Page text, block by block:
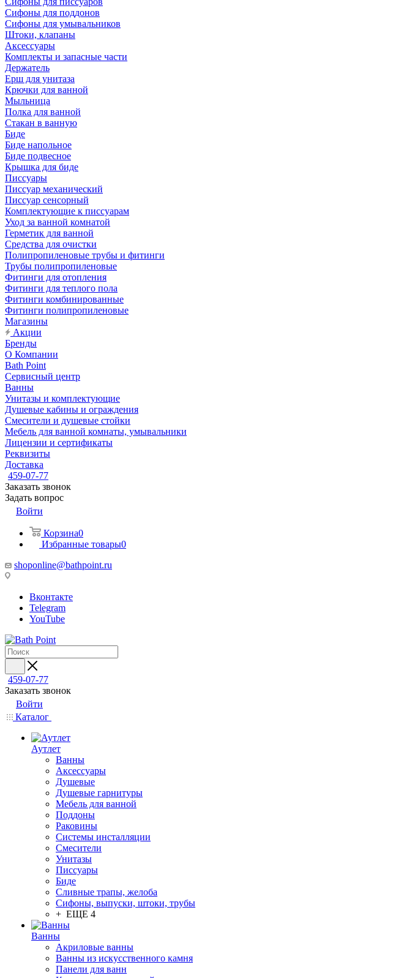
Сифоны для поддонов
Сифоны для умывальников
Штоки, клапаны
Аксессуары
Комплекты и запасные части
Держатель
Ерш для унитаза
Крючки для ванной
Мыльница
Полка для ванной
Стакан в ванную
Биде
Биде напольное
Биде подвесное
Крышка для биде
Писсуары
Писсуар механический
Писсуар сенсорный
Комплектующие к писсуарам
Уход за ванной комнатой
Герметик для ванной
Средства для очистки
Полипропиленовые трубы и фитинги
Трубы полипропиленовые
Фитинги для отопления
Фитинги для теплого пола
Фитинги комбинированные
Фитинги полипропиленовые
Магазины
Акции
Бренды
О Компании
Bath Point
Сервисный центр
Ванны
Унитазы и комплектующие
Душевые кабины и ограждения
Смесители и душевые стойки
Мебель для ванной комнаты, умывальники
Лицензии и сертификаты
Реквизиты
Доставка
459-07-77
Заказать звонок
Задать вопрос
Войти
Корзина0
Избранные товары0
shoponline@bathpoint.ru
Вконтакте
Telegram
YouTube
459-07-77
Заказать звонок
Войти
Каталог
Аутлет
Ванны
Аксессуары
Душевые
Душевые гарнитуры
Мебель для ванной
Поддоны
Раковины
Системы инсталляции
Смесители
Унитазы
Писсуары
Биде
Сливные трапы, желоба
Сифоны, выпуски, штоки, трубы
+ ЕЩЕ 4
Ванны
Акриловые ванны
Ванны из искусственного камня
Панели для ванн